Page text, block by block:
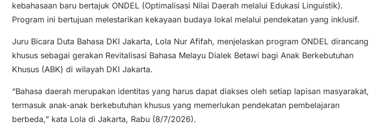
kebahasaan baru bertajuk ONDEL (Optimalisasi Nilai Daerah melalui Edukasi Linguistik).
Program ini bertujuan melestarikan kekayaan budaya lokal melalui pendekatan yang inklusif.
Juru Bicara Duta Bahasa DKI Jakarta, Lola Nur Afifah, menjelaskan program ONDEL dirancang
khusus sebagai gerakan Revitalisasi Bahasa Melayu Dialek Betawi bagi Anak Berkebutuhan
Khusus (ABK) di wilayah DKI Jakarta.
“Bahasa daerah merupakan identitas yang harus dapat diakses oleh setiap lapisan masyarakat,
termasuk anak-anak berkebutuhan khusus yang memerlukan pendekatan pembelajaran
berbeda,” kata Lola di Jakarta, Rabu (8/7/2026).